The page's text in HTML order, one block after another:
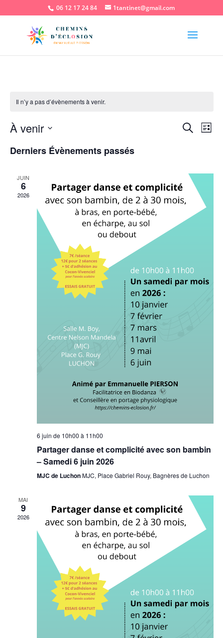
06 12 17 24 84 1tantinet@gmail.com
Il n’y a pas d’évènements à venir.
vues
Recherche
de
Liste
À venir
une
Derniers Évènements passés
JUIN
6
2026
6 juin de 10h00 à 11h00
Partager danse et complicité avec son bambin
– Samedi 6 juin 2026
MJC de LuchonMJC, Place Gabriel Rouy, Bagnères de Luchon
MAI
9
2026